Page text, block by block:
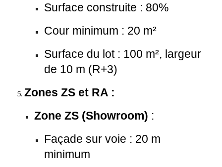
Surface construite : 80%
Cour minimum : 20 m²
Surface du lot : 100 m², largeur
de 10 m (R+3)
Zones ZS et RA :
Zone ZS (Showroom) :
Façade sur voie : 20 m
minimum